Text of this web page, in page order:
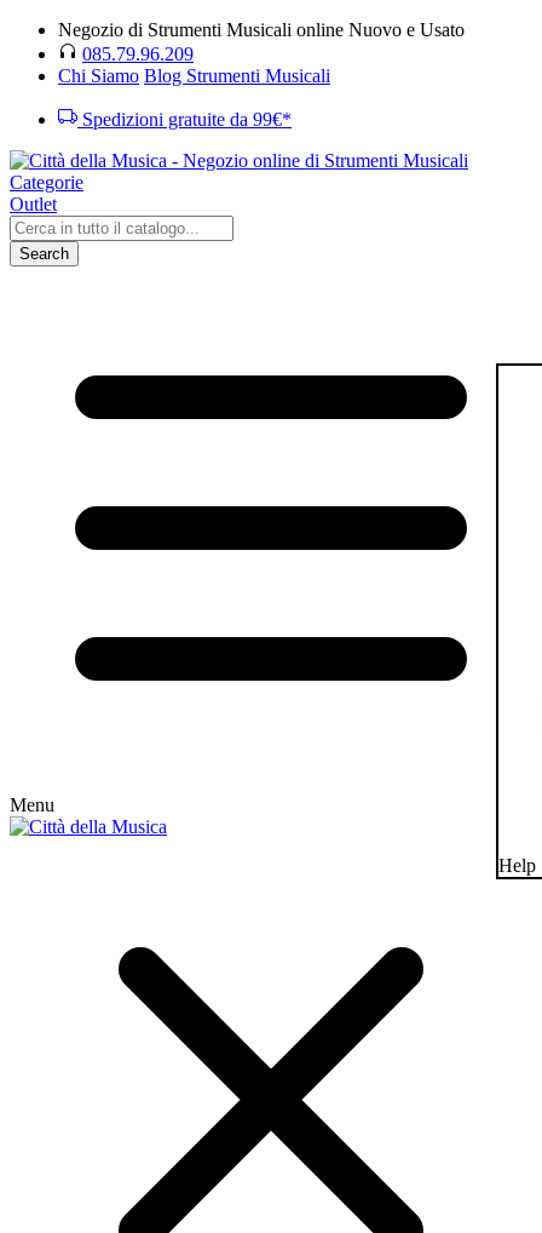
Negozio di Strumenti Musicali online Nuovo e Usato
085.79.96.209
Chi Siamo Blog Strumenti Musicali
Spedizioni gratuite da 99€*
Categorie
Outlet
Search
Menu
Help